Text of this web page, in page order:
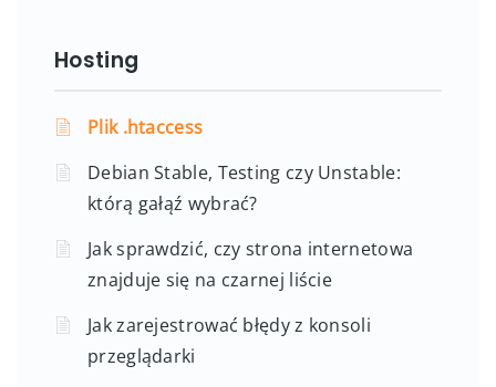
Hosting
Plik .htaccess
Debian Stable, Testing czy Unstable:
którą gałąź wybrać?
Jak sprawdzić, czy strona internetowa
znajduje się na czarnej liście
Jak zarejestrować błędy z konsoli
przeglądarki